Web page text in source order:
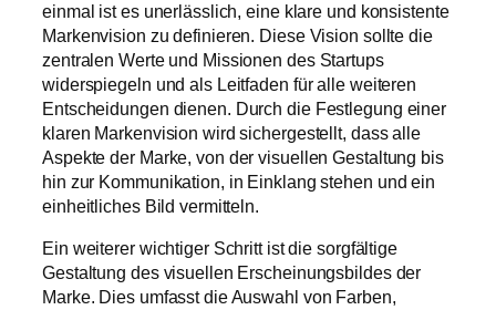
einmal ist es unerlässlich, eine klare und konsistente
Markenvision zu definieren. Diese Vision sollte die
zentralen Werte und Missionen des Startups
widerspiegeln und als Leitfaden für alle weiteren
Entscheidungen dienen. Durch die Festlegung einer
klaren Markenvision wird sichergestellt, dass alle
Aspekte der Marke, von der visuellen Gestaltung bis
hin zur Kommunikation, in Einklang stehen und ein
einheitliches Bild vermitteln.
Ein weiterer wichtiger Schritt ist die sorgfältige
Gestaltung des visuellen Erscheinungsbildes der
Marke. Dies umfasst die Auswahl von Farben,